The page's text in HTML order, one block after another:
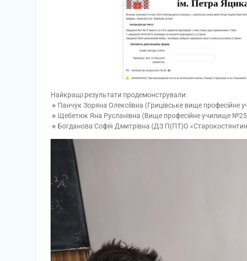
Найкращі результати продемонстрували:
🔹Панчук Зоряна Олексіївна (Грицівське вище професійне
🔹Щебетюк Яна Русланівна (Вище професійне училище
🔹Богданова Софія Дмитрівна (ДЗ П(ПТ)О